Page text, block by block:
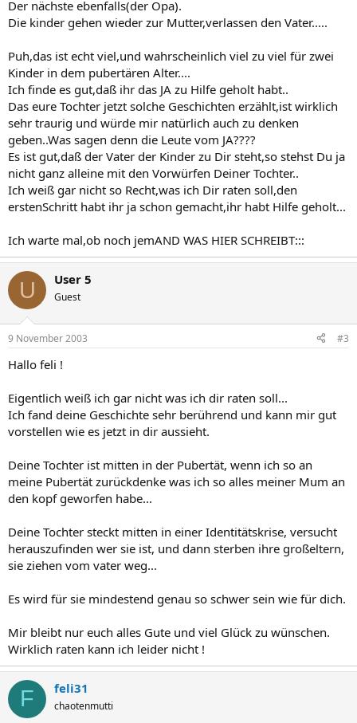
Der nächste ebenfalls(der Opa).
Die kinder gehen wieder zur Mutter,verlassen den Vater.....
Puh,das ist echt viel,und wahrscheinlich viel zu viel für zwei
Kinder in dem pubertären Alter....
Ich finde es gut,daß ihr das JA zu Hilfe geholt habt..
Das eure Tochter jetzt solche Geschichten erzählt,ist wirklich
sehr traurig und würde mir natürlich auch zu denken
geben..Was sagen denn die Leute vom JA????
Es ist gut,daß der Vater der Kinder zu Dir steht,so stehst Du ja
nicht ganz alleine mit den Vorwürfen Deiner Tochter..
Ich weiß gar nicht so Recht,was ich Dir raten soll,den
erstenSchritt habt ihr ja schon gemacht,ihr habt Hilfe geholt...
Ich warte mal,ob noch jemAND WAS HIER SCHREIBT:::
U User 5
Guest
9 November 2003 #3
Hallo feli !
Eigentlich weiß ich gar nicht was ich dir raten soll...
Ich fand deine Geschichte sehr berührend und kann mir gut
vorstellen wie es jetzt in dir aussieht.
Deine Tochter ist mitten in der Pubertät, wenn ich so an
meine Pubertät zurückdenke was ich so alles meiner Mum an
den kopf geworfen habe...
Deine Tochter steckt mitten in einer Identitätskrise, versucht
herauszufinden wer sie ist, und dann sterben ihre großeltern,
sie ziehen vom vater weg...
Es wird für sie mindestend genau so schwer sein wie für dich.
Mir bleibt nur euch alles Gute und viel Glück zu wünschen.
Wirklich raten kann ich leider nicht !
F feli31
chaotenmutti